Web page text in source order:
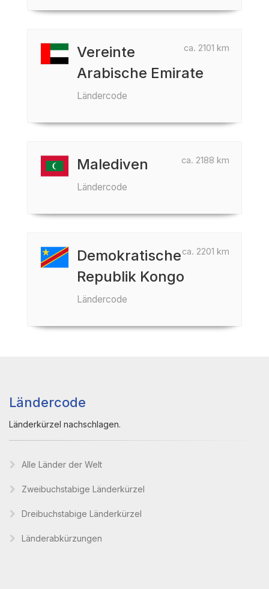
ca. 2101 km
Vereinte
Arabische Emirate
Ländercode
ca. 2188 km
Malediven
Ländercode
ca. 2201 km
Demokratische
Republik Kongo
Ländercode
Ländercode
Länderkürzel nachschlagen.
Alle Länder der Welt
Zweibuchstabige Länderkürzel
Dreibuchstabige Länderkürzel
Länderabkürzungen